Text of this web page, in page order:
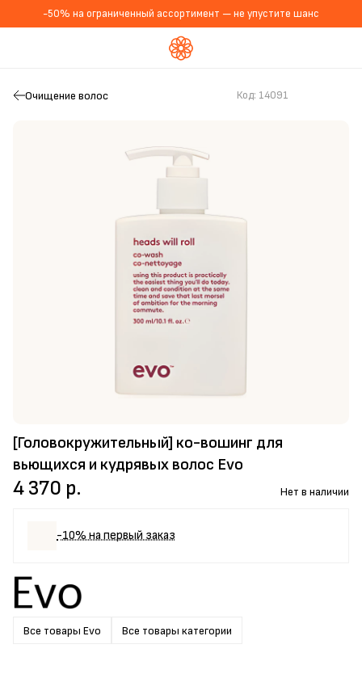
-50% на ограниченный ассортимент — не упустите шанс
Очищение волос
[Головокружительный] ко-вошинг для
вьющихся и кудрявых волос Evo
Код: 14091
Все товары Evo Все товары категории
4 370 р. Нет в наличии
-10% на первый заказ